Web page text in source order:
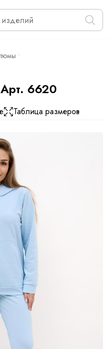
6620
Таблица размеров